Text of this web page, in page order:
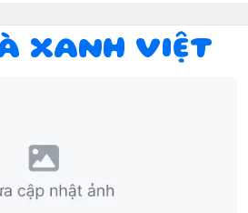
XANH VIỆT